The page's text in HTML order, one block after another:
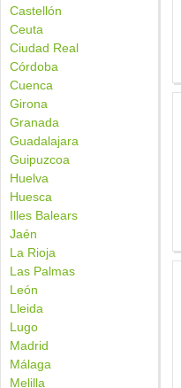
Castellón
Ceuta
Ciudad Real
Córdoba
Cuenca
Girona
Granada
Guadalajara
Guipuzcoa
Huelva
Huesca
Illes Balears
Jaén
La Rioja
Las Palmas
León
Lleida
Lugo
Madrid
Málaga
Melilla